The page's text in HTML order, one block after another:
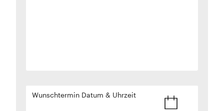
Wunschtermin Datum & Uhrzeit